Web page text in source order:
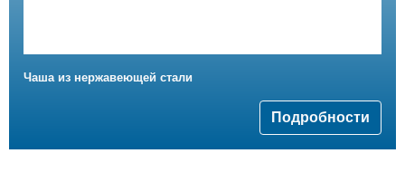
Чаша из нержавеющей стали
Подробности